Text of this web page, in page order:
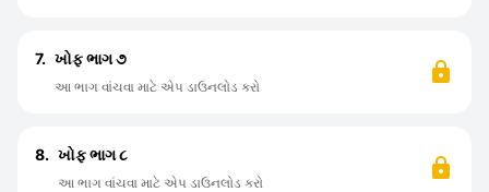
7. ખોફ ભાગ ૭
આ ભાગ વાંચવા માટે એપ ડાઉનલોડ કરો
8. ખોફ ભાગ ૮
આ ભાગ વાંચવા માટે એપ ડાઉનલોડ કરો